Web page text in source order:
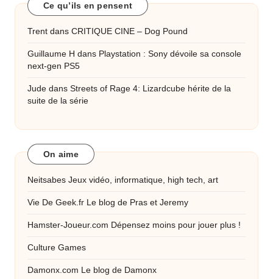
Ce qu’ils en pensent
Trent dans CRITIQUE CINE – Dog Pound
Guillaume H dans Playstation : Sony dévoile sa console
next-gen PS5
Jude dans Streets of Rage 4: Lizardcube hérite de la
suite de la série
On aime
Neitsabes Jeux vidéo, informatique, high tech, art
Vie De Geek.fr Le blog de Pras et Jeremy
Hamster-Joueur.com Dépensez moins pour jouer plus !
Culture Games
Damonx.com Le blog de Damonx